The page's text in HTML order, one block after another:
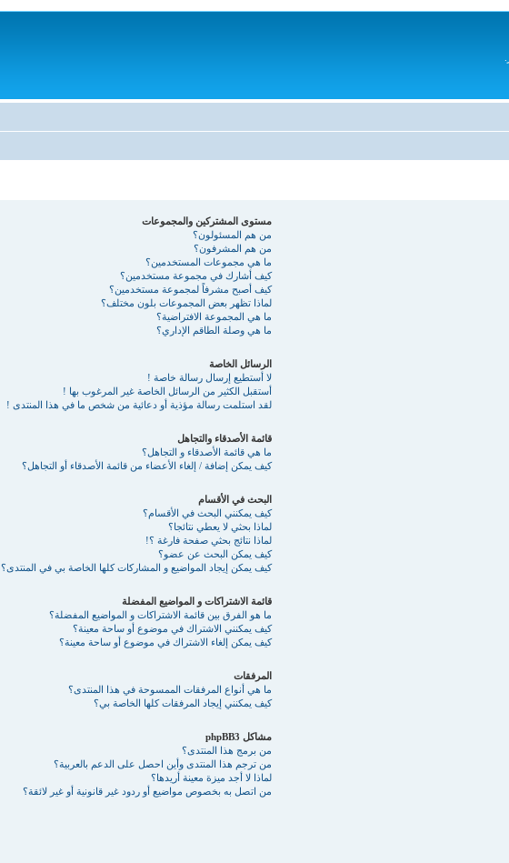
مستوى المشتركين والمجموعات
من هم المسئولون؟
من هم المشرفون؟
ما هي مجموعات المستخدمين؟
كيف أشارك في مجموعة مستخدمين؟
كيف أصبح مشرفاً لمجموعة مستخدمين؟
لماذا تظهر بعض المجموعات بلون مختلف؟
ما هي المجموعة الافتراضية؟
ما هي وصلة الطاقم الإداري؟
الرسائل الخاصة
لا أستطيع إرسال رسالة خاصة !
أستقبل الكثير من الرسائل الخاصة غير المرغوب بها !
لقد استلمت رسالة مؤذية أو دعائية من شخص ما في هذا المنتدى !
قائمة الأصدقاء والتجاهل
ما هي قائمة الأصدقاء و التجاهل؟
كيف يمكن إضافة / إلغاء الأعضاء من قائمة الأصدقاء أو التجاهل؟
البحث في الأقسام
كيف يمكنني البحث في الأقسام؟
لماذا بحثي لا يعطي نتائجا؟
لماذا نتائج بحثي صفحة فارغة ؟!
كيف يمكن البحث عن عضو؟
كيف يمكن إيجاد المواضيع و المشاركات كلها الخاصة بي في المنتدى؟
قائمة الاشتراكات و المواضيع المفضلة
ما هو الفرق بين قائمة الاشتراكات و المواضيع المفضلة؟
كيف يمكنني الاشتراك في موضوع أو ساحة معينة؟
كيف يمكن إلغاء الاشتراك في موضوع أو ساحة معينة؟
المرفقات
ما هي أنواع المرفقات الممسوحة في هذا المنتدى؟
كيف يمكنني إيجاد المرفقات كلها الخاصة بي؟
مشاكل phpBB3
من برمج هذا المنتدى؟
من ترجم هذا المنتدى وأين احصل على الدعم بالعربية؟
لماذا لا أجد ميزة معينة أريدها؟
من اتصل به بخصوص مواضيع أو ردود غير قانونية أو غير لائقة؟